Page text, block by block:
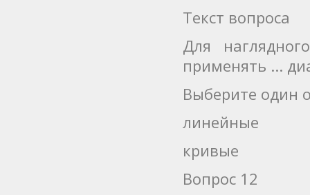
Текст вопроса
Для
применять ...
Выберите один
линейные
кривые
Вопрос 12